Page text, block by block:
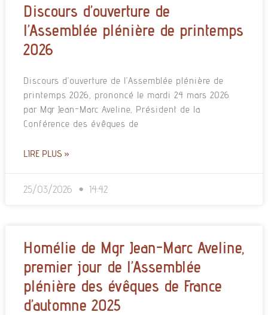
Discours d’ouverture de
l’Assemblée plénière de printemps
2026
Discours d’ouverture de l’Assemblée plénière de
printemps 2026, prononcé le mardi 24 mars 2026
par Mgr Jean-Marc Aveline, Président de la
Conférence des évêques de
LIRE PLUS »
25/03/2026 14:42
Homélie de Mgr Jean-Marc Aveline,
premier jour de l’Assemblée
plénière des évêques de France
d’automne 2025